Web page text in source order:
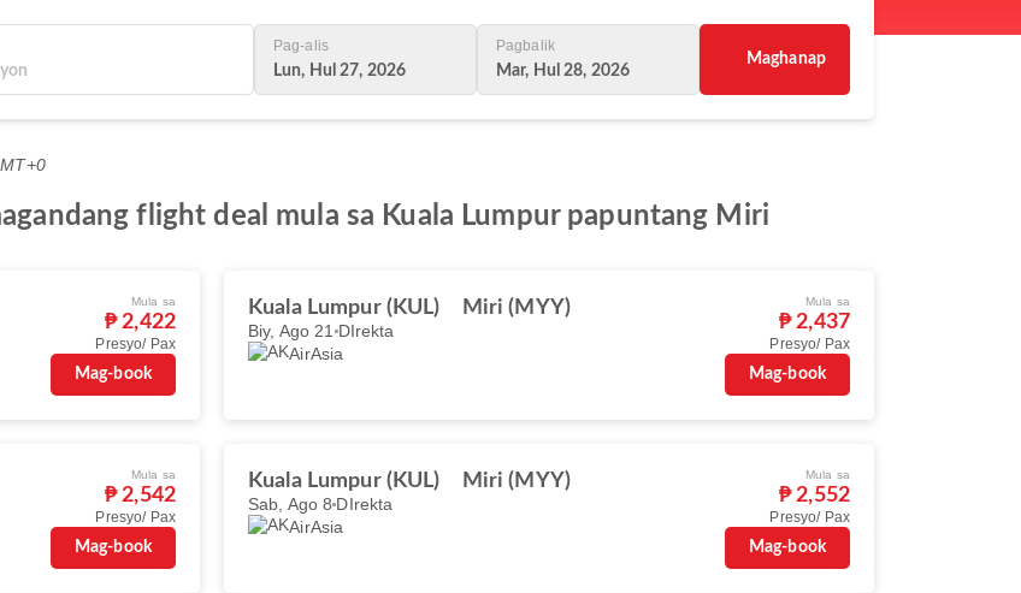
Pag-alis
Lun, Hul 27, 2026
Pagbalik
Mar, Hul 28, 2026
Maghanap
flight deal mula sa Kuala Lumpur papuntang Miri
Mula sa
₱ 2,422
Presyo/ Pax
Mag-book
Kuala Lumpur (KUL) Miri (MYY)
Biy, Ago 21 DIrekta
AirAsia
Mula sa
₱ 2,437
Presyo/ Pax
Mag-book
Mula sa
₱ 2,542
Presyo/ Pax
Mag-book
Kuala Lumpur (KUL) Miri (MYY)
Sab, Ago 8 DIrekta
AirAsia
Mula sa
₱ 2,552
Presyo/ Pax
Mag-book